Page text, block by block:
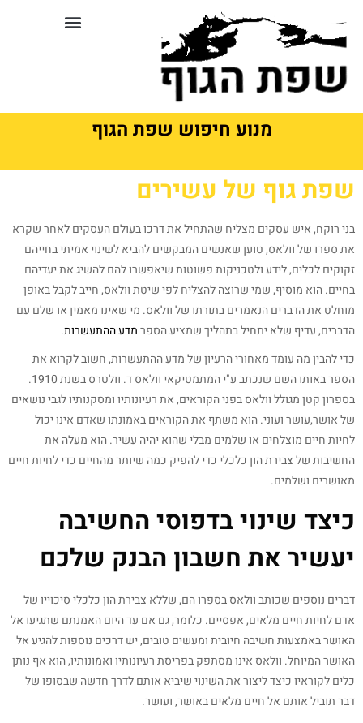
מנוע חיפוש שפת הגוף
שפת גוף של עשירים
בני רוקח, איש עסקים מצליח שהתחיל את דרכו בעולם העסקים לאחר שקרא
את ספרו של וולאס, טוען שאנשים המבקשים להביא לשינוי אמיתי בחייהם
זקוקים לכלים, לידע ולטכניקות פשוטות שיאפשרו להם להשיג את יעדיהם
בחיים. הוא מוסיף, שמי שרוצה להצליח לפי שיטת וולאס, חייב לקבל באופן
מוחלט את הדברים הנאמרים בתורתו של וולאס. מי שאינו מאמין או שלם עם
הדברים, עדיף שלא יתחיל בתהליך שמציע הספרמדע ההתעשרות.
כדי להבין מה עומד מאחורי הרעיון של מדע ההתעשרות, חשוב לקרוא את
הספר באותו השם שנכתב ע"י המתמטיקאי וולאס ד. וולטרס בשנת 1910.
בספרון קטן מגולל וולאס בפני הקוראים, את רעיונותיו ומסקנותיו לגבי נושאים
של אושר,עושר ועוני. הוא משתף את הקוראים באמונתו שאדם אינו יכול
לחיות חיים מוצלחים או שלמים מבלי שהוא יהיה עשיר. הוא מעלה את
החשיבות של צבירת הון כלכלי כדי להפיק כמה שיותר מהחיים כדי לחיות חיים
מאושרים ושלמים.
כיצד שינוי בדפוסי החשיבה
יעשיר את חשבון הבנק שלכם
דברים נוספים שכותב וולאס בספרו הם, שללא צבירת הון כלכלי סיכוייו של
אדם לחיות חיים מלאים, אפסיים. כלומר, גם אם עד היום האמנתם שתגיעו אל
האושר באמצעות חשיבה חיובית ומעשים טובים, יש דרכים נוספות להגיע אל
האושר המיוחל. וולאס אינו מסתפק בפריסת רעיונותיו ואמונותיו, הוא אף נותן
כלים לקוראיו כיצד ליצור את השינוי שיביא אותם לדרך חדשה שבסופו של
דבר תוביל אותם אל חיים מלאים באושר, ועושר.